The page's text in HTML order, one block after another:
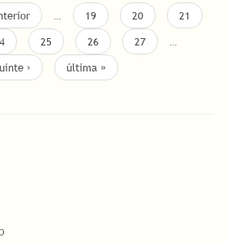
… 19 20
21
25 26 27
…
›
última »